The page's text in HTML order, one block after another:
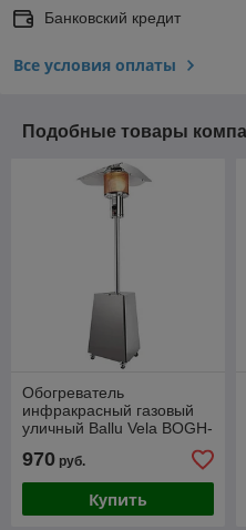
Банковский кредит
Все условия оплаты
Подобные товары
Обогреватель
инфракрасный газовый
уличный Ballu Vela BOGH-
970 руб.
Купить